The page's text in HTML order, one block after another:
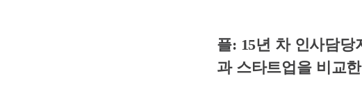
플: 15년 차 인사담당
과 스타트업을 비교